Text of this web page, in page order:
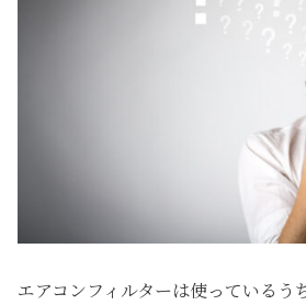
エアコンフィルターは使っているう